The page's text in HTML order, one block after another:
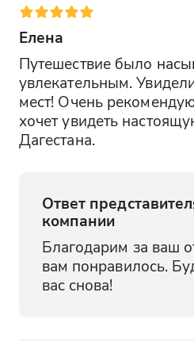
подземному
который скрыт в
расщелине. Здесь вы
насладиться
необыкновенной
атмосферой.
Гоорские башни
напоминающие
Средневековье.
горцы защищали
почему Гоор
"Мачу-Пикчу".
Елена
Путешествие было
увлекательным.
мест! Очень
хочет увидеть
Дагестана.
Ответ
компании
Благодарим за ваш
вам понравилось.
вас снова!